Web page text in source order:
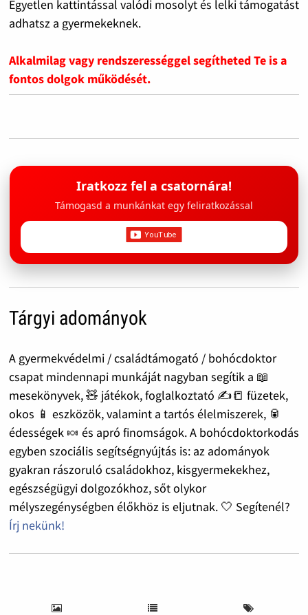
Egyetlen kattintással valódi mosolyt és lelki támogatást
adhatsz a gyermekeknek.
Alkalmilag vagy rendszerességgel segítheted Te is a
fontos dolgok működését.
Iratkozz fel a csatornára!
Támogasd a munkánkat egy feliratkozással
Tárgyi adományok
A gyermekvédelmi / családtámogató / bohócdoktor
csapat mindennapi munkáját nagyban segítik a 📖
mesekönyvek, 🧸 játékok, foglalkoztató ✍️📒 füzetek,
okos 📱 eszközök, valamint a tartós élelmiszerek, 🥫
édességek 🍬 és apró finomságok. A bohócdoktorkodás
egyben szociális segítségnyújtás is: az adományok
gyakran rászoruló családokhoz, kisgyermekekhez,
egészségügyi dolgozókhoz, sőt olykor
mélyszegénységben élőkhöz is eljutnak. 🤍 Segítenél?
Írj nekünk!